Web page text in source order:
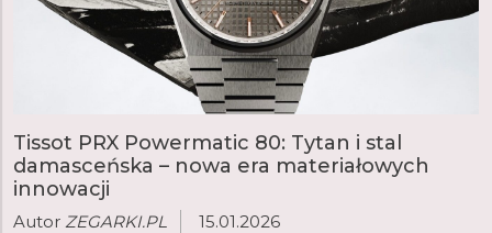
Tissot PRX Powermatic 80: Tytan i stal
damasceńska – nowa era materiałowych
innowacji
Autor ZEGARKI.PL 15.01.2026